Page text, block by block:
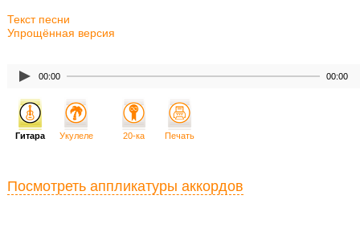
Текст песни
Упрощённая версия
00:00 00:00
Гитара Укулеле 20-ка Печать
Посмотреть аппликатуры аккордов